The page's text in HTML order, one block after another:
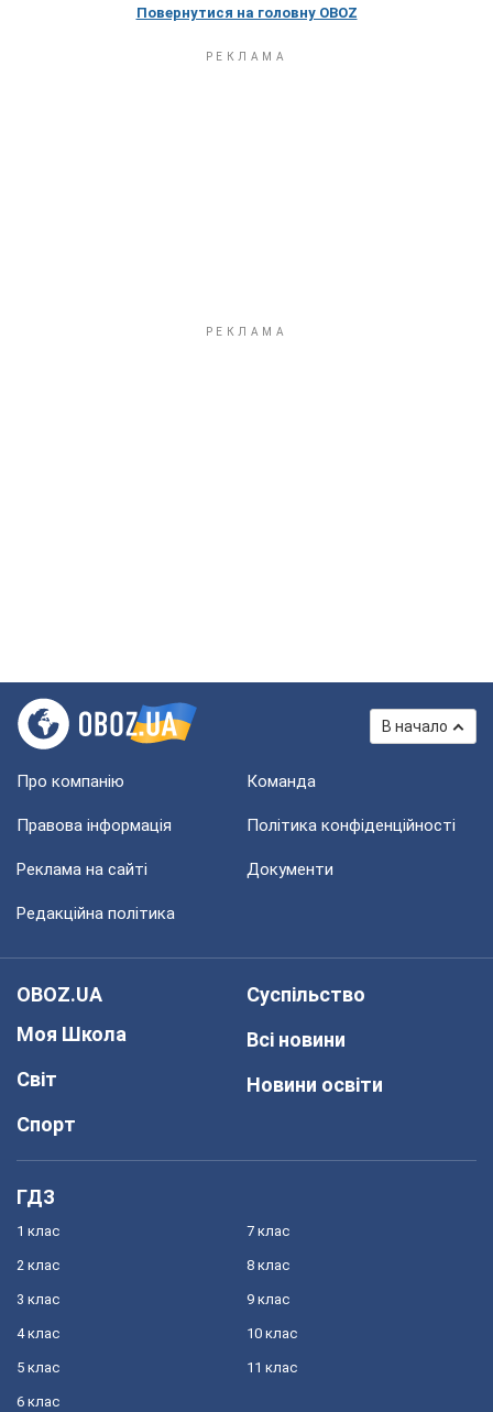
Повернутися на головну OBOZ
В начало
Про компанію Команда
Правова інформація Політика конфіденційності
Реклама на сайті Документи
Редакційна політика
OBOZ.UA
Моя Школа
Світ
Спорт
Суспільство
Всі новини
Новини освіти
ГДЗ
1 клас
2 клас
3 клас
4 клас
5 клас
6 клас
7 клас
8 клас
9 клас
10 клас
11 клас